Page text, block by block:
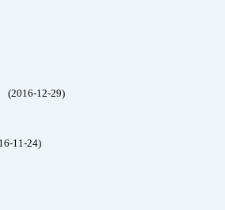
(2016-12-29)
11-24)